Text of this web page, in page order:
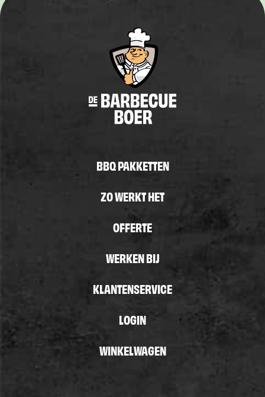
BBQ PAKKETTEN
ZO WERKT HET
OFFERTE
WERKEN BIJ
KLANTENSERVICE
LOGIN
WINKELWAGEN